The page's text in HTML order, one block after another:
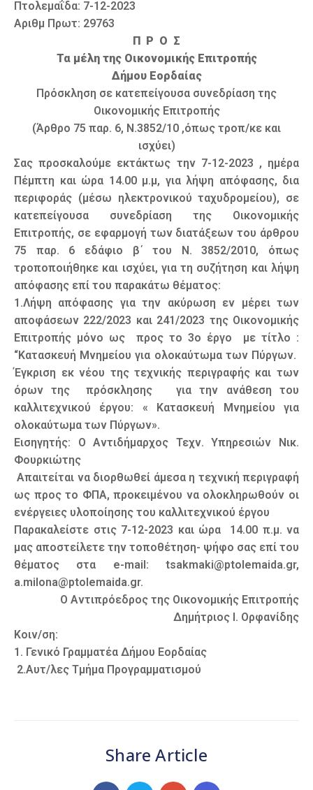
Πτολεμαΐδα: 7-12-2023
Αριθμ Πρωτ: 29763
Π Ρ Ο Σ
Τα μέλη της Οικονομικής Επιτροπής
Δήμου Εορδαίας
Πρόσκληση σε κατεπείγουσα συνεδρίαση της
Οικονομικής Επιτροπής
(Άρθρο 75 παρ. 6, Ν.3852/10 ,όπως τροπ/κε και
ισχύει)
Σας προσκαλούμε εκτάκτως την 7-12-2023 , ημέρα
Πέμπτη και ώρα 14.00 μ.μ, για λήψη απόφασης, δια
περιφοράς (μέσω ηλεκτρονικού ταχυδρομείου), σε
κατεπείγουσα συνεδρίαση της Οικονομικής
Επιτροπής, σε εφαρμογή των διατάξεων του άρθρου
75 παρ. 6 εδάφιο β΄ του Ν. 3852/2010, όπως
τροποποιήθηκε και ισχύει, για τη συζήτηση και λήψη
απόφασης επί του παρακάτω θέματος:
1.Λήψη απόφασης για την ακύρωση εν μέρει των
αποφάσεων 222/2023 και 241/2023 της Οικονομικής
Επιτροπής μόνο ως προς το 3ο έργο με τίτλο :
“Κατασκευή Μνημείου για ολοκαύτωμα των Πύργων.
Έγκριση εκ νέου της τεχνικής περιγραφής και των
όρων της πρόσκλησης για την ανάθεση του
καλλιτεχνικού έργου: « Κατασκευή Μνημείου για
ολοκαύτωμα των Πύργων».
Εισηγητής: Ο Αντιδήμαρχος Τεχν. Υπηρεσιών Νικ.
Φουρκιώτης
Απαιτείται να διορθωθεί άμεσα η τεχνική περιγραφή
ως προς το ΦΠΑ, προκειμένου να ολοκληρωθούν οι
ενέργειες υλοποίησης του καλλιτεχνικού έργου
Παρακαλείστε στις 7-12-2023 και ώρα 14.00 π.μ. να
μας αποστείλετε την τοποθέτηση- ψήφο σας επί του
θέματος στα e-mail: tsakmaki@ptolemaida.gr,
a.milona@ptolemaida.gr.
Ο Αντιπρόεδρος της Οικονομικής Επιτροπής
Δημήτριος Ι. Ορφανίδης
Κοιν/ση:
1. Γενικό Γραμματέα Δήμου Εορδαίας
2.Αυτ/λες Τμήμα Προγραμματισμού
Share Article